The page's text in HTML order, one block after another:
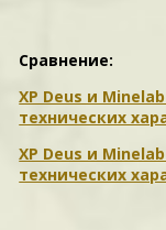
Сравнение:
XP Deus и
технических
XP Deus и
технических